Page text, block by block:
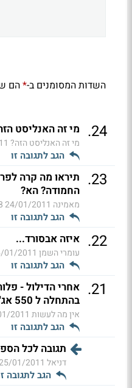
השדות המסומנים ב-*הם
24
. מי זה האנליסט
מי זה האנליסט הזה?
הגב לתגובה זו
23
. תיראו מה קרה
החמודה? הא?
מאמינה 24/01/2011 23:08
הגב לתגובה זו
22
. איזה אבסורד...
עומרי השמן 2011 21:28
הגב לתגובה זו
21
. אחרי הדילול -
בהתחלה ל 550 אג'
אין מה לעשות 20:44
הגב לתגובה זו
תגובה לכל
דניאל 01/2011 09:25
הגב לתגובה